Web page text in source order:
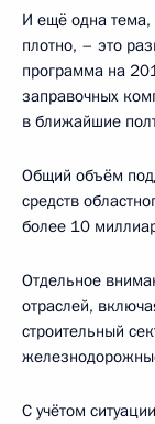
И ещё одна
плотно, – это
программа на
заправочных
в ближайшие
Общий объём
средств
более 10
Отдельное
отраслей,
строительный
С учётом